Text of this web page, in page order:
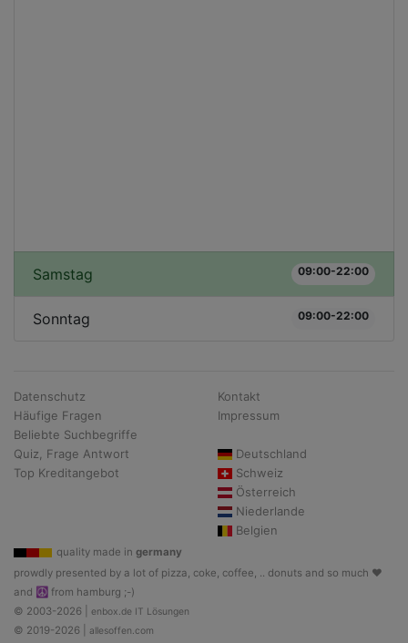
Samstag 09:00-22:00
Sonntag 09:00-22:00
Datenschutz
Häufige Fragen
Beliebte Suchbegriffe
Quiz, Frage Antwort
Top Kreditangebot
Kontakt
Impressum
Deutschland
Schweiz
Österreich
Niederlande
Belgien
quality made in germany
prowdly presented by a lot of pizza, coke, coffee, .. donuts and so much ♥
and ☮ from hamburg ;-)
© 2003-2026 | enbox.de IT Lösungen
© 2019-2026 | allesoffen.com